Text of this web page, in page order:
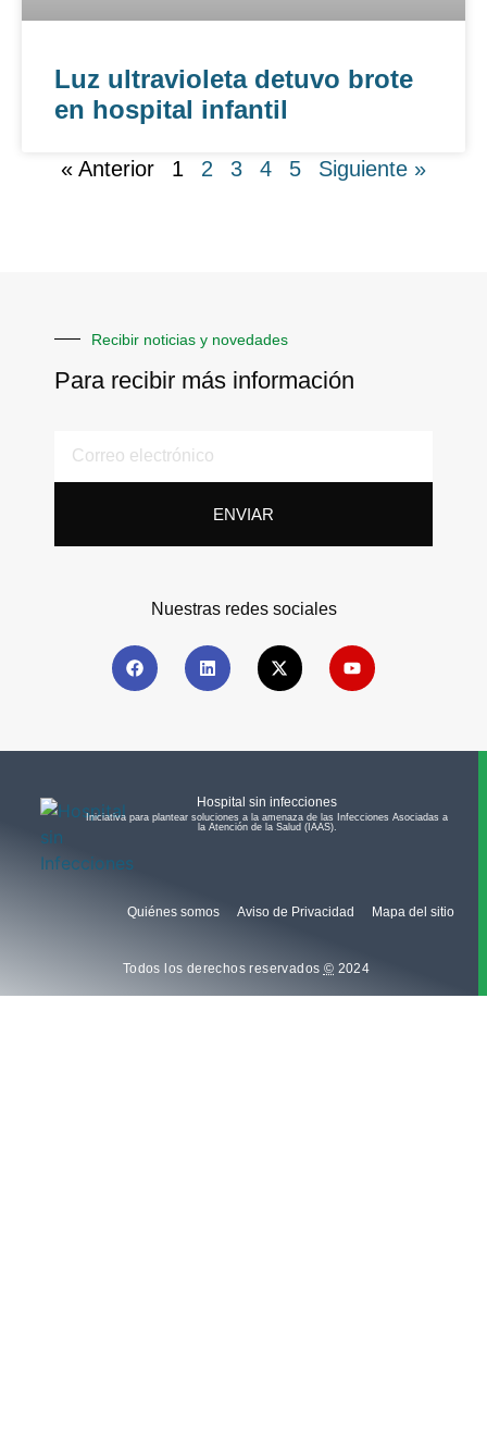
Luz ultravioleta detuvo brote
en hospital infantil
« Anterior 1 2 3 4 5 Siguiente »
Recibir noticias y novedades
Para recibir más información
ENVIAR
Nuestras redes sociales
Hospital sin infecciones
Iniciativa para plantear soluciones a la amenaza de las Infecciones Asociadas a
la Atención de la Salud (IAAS).​
Quiénes somos Aviso de Privacidad Mapa del sitio
Todos los derechos reservados © 2024